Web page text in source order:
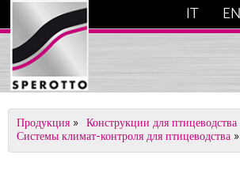
EN
Продукция » Конструкции для птицеводства
Системы климат-контроля для птицеводства »